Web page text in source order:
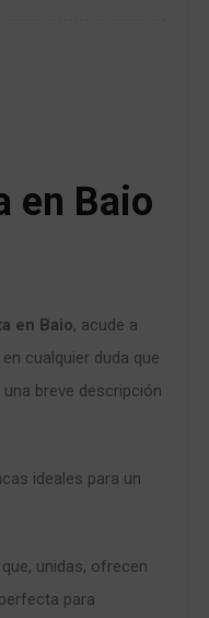
en Baio
en Baio, acude a
cualquier duda que
breve descripción
ideales para un
unidas, ofrecen
para